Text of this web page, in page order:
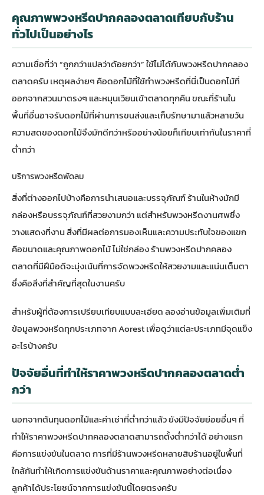
คุณภาพพวงหรีดปากคลองตลาดเทียบกับร้าน
ทั่วไปเป็นอย่างไร
ความเชื่อที่ว่า “ถูกกว่าแปลว่าด้อยกว่า” ใช้ไม่ได้กับพวงหรีดปากคลอง
ตลาดครับ เหตุผลง่ายๆ คือดอกไม้ที่ใช้ทำพวงหรีดที่นี่เป็นดอกไม้ที่
ออกจากสวนมาตรงๆ และหมุนเวียนเข้าตลาดทุกคืน ขณะที่ร้านใน
พื้นที่อื่นอาจรับดอกไม้ที่ผ่านการขนส่งและเก็บรักษามาแล้วหลายวัน
ความสดของดอกไม้จึงมักดีกว่าหรืออย่างน้อยก็เทียบเท่ากันในราคาที่
ต่ำกว่า
บริการพวงหรีดพัดลม
สิ่งที่ต่างออกไปบ้างคือการนำเสนอและบรรจุภัณฑ์ ร้านในห้างมักมี
กล่องหรือบรรจุภัณฑ์ที่สวยงามกว่า แต่สำหรับพวงหรีดงานศพซึ่ง
วางแสดงที่งาน สิ่งที่มีผลต่อการมองเห็นและความประทับใจของแขก
คือขนาดและคุณภาพดอกไม้ ไม่ใช่กล่อง ร้านพวงหรีดปากคลอง
ตลาดที่มีฝีมือดีจะมุ่งเน้นที่การจัดพวงหรีดให้สวยงามและแน่นเต็มตา
ซึ่งคือสิ่งที่สำคัญที่สุดในงานครับ
สำหรับผู้ที่ต้องการเปรียบเทียบแบบละเอียด ลองอ่านข้อมูลเพิ่มเติมที่
ข้อมูลพวงหรีดทุกประเภทจาก Aorestเพื่อดูว่าแต่ละประเภทมีจุดแข็ง
อะไรบ้างครับ
ปัจจัยอื่นที่ทำให้ราคาพวงหรีดปากคลองตลาดต่ำ
กว่า
นอกจากต้นทุนดอกไม้และค่าเช่าที่ต่ำกว่าแล้ว ยังมีปัจจัยย่อยอื่นๆ ที่
ทำให้ราคาพวงหรีดปากคลองตลาดสามารถตั้งต่ำกว่าได้ อย่างแรก
คือการแข่งขันในตลาด การที่มีร้านพวงหรีดหลายสิบร้านอยู่ในพื้นที่
ใกล้กันทำให้เกิดการแข่งขันด้านราคาและคุณภาพอย่างต่อเนื่อง
ลูกค้าได้ประโยชน์จากการแข่งขันนี้โดยตรงครับ